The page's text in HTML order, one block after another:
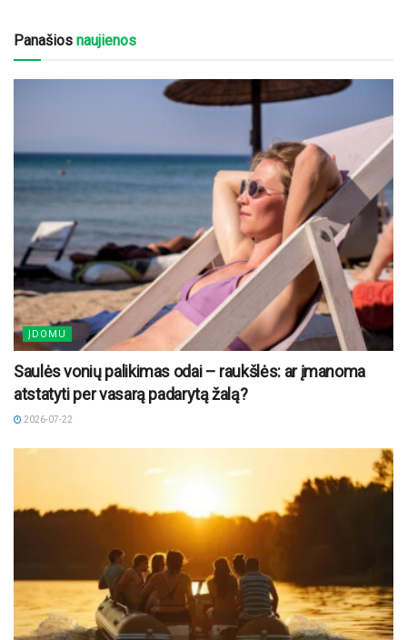
Panašios naujienos
ĮDOMU
Saulės vonių palikimas odai – raukšlės: ar įmanoma
atstatyti per vasarą padarytą žalą?
2026-07-22